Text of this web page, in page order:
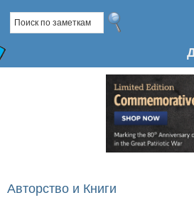
Авторство и Книги